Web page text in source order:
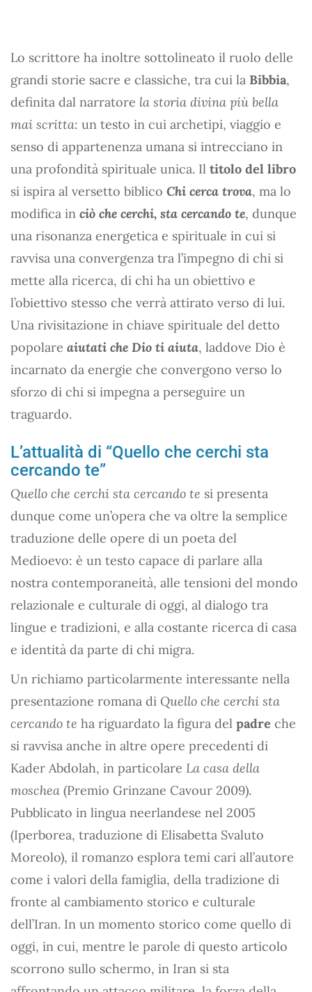
Lo scrittore ha inoltre sottolineato il ruolo delle
grandi storie sacre e classiche, tra cui la Bibbia,
definita dal narratore la storia divina più bella
mai scritta: un testo in cui archetipi, viaggio e
senso di appartenenza umana si intrecciano in
una profondità spirituale unica. Il titolo del libro
si ispira al versetto biblico Chi cerca trova, ma lo
modifica in ciò che cerchi, sta cercando te, dunque
una risonanza energetica e spirituale in cui si
ravvisa una convergenza tra l’impegno di chi si
mette alla ricerca, di chi ha un obiettivo e
l’obiettivo stesso che verrà attirato verso di lui.
Una rivisitazione in chiave spirituale del detto
popolare aiutati che Dio ti aiuta, laddove Dio è
incarnato da energie che convergono verso lo
sforzo di chi si impegna a perseguire un
traguardo.
L’attualità di “Quello che cerchi sta
cercando te”
Quello che cerchi sta cercando te si presenta
dunque come un’opera che va oltre la semplice
traduzione delle opere di un poeta del
Medioevo: è un testo capace di parlare alla
nostra contemporaneità, alle tensioni del mondo
relazionale e culturale di oggi, al dialogo tra
lingue e tradizioni, e alla costante ricerca di casa
e identità da parte di chi migra.
Un richiamo particolarmente interessante nella
presentazione romana di Quello che cerchi sta
cercando te ha riguardato la figura del padre che
si ravvisa anche in altre opere precedenti di
Kader Abdolah, in particolare La casa della
moschea (Premio Grinzane Cavour 2009).
Pubblicato in lingua neerlandese nel 2005
(Iperborea, traduzione di Elisabetta Svaluto
Moreolo), il romanzo esplora temi cari all’autore
come i valori della famiglia, della tradizione di
fronte al cambiamento storico e culturale
dell’Iran. In un momento storico come quello di
oggi, in cui, mentre le parole di questo articolo
scorrono sullo schermo, in Iran si sta